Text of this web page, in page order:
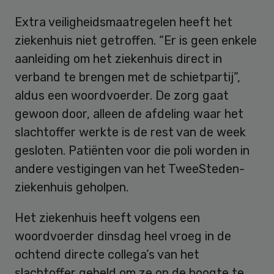
Extra veiligheidsmaatregelen heeft het
ziekenhuis niet getroffen. “Er is geen enkele
aanleiding om het ziekenhuis direct in
verband te brengen met de schietpartij”,
aldus een woordvoerder. De zorg gaat
gewoon door, alleen de afdeling waar het
slachtoffer werkte is de rest van de week
gesloten. Patiënten voor die poli worden in
andere vestigingen van het TweeSteden-
ziekenhuis geholpen.
Het ziekenhuis heeft volgens een
woordvoerder dinsdag heel vroeg in de
ochtend directe collega’s van het